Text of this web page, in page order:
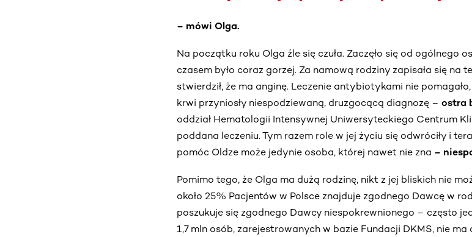
– mówi Olga.
Na początku roku Olga źle się czuła. Zaczęło się od ogólnego
czasem było coraz gorzej. Za namową rodziny zapisała się na
stwierdził, że ma anginę. Leczenie antybiotykami nie
krwi przyniosły niespodziewaną, druzgocącą diagnozę – ostra
oddział Hematologii Intensywnej Uniwersyteckiego Centrum
poddana leczeniu. Tym razem role w jej życiu się odwróciły i
pomóc Oldze może jedynie osoba, której nawet nie zna –
Pomimo tego, że Olga ma dużą rodzinę, nikt z jej bliskich nie
około 25% Pacjentów w Polsce znajduje zgodnego Dawcę w
poszukuje się zgodnego Dawcy niespokrewnionego – często
1,7 mln osób, zarejestrowanych w bazie Fundacji DKMS, nie